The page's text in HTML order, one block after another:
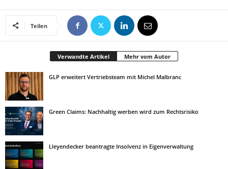
Teilen
Verwandte Artikel Mehr vom Autor
GLP erweitert Vertriebsteam mit Michel Malbranc
Green Claims: Nachhaltig werben wird zum Rechtsrisiko
Lleyendecker beantragte Insolvenz in Eigenverwaltung